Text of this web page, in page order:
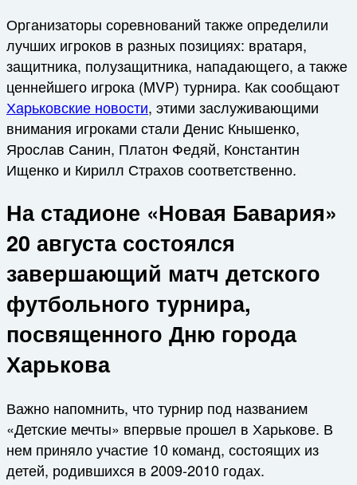
Организаторы соревнований также определили
лучших игроков в разных позициях: вратаря,
защитника, полузащитника, нападающего, а также
ценнейшего игрока (MVP) турнира. Как сообщают
Харьковские новости, этими заслуживающими
внимания игроками стали Денис Кнышенко,
Ярослав Санин, Платон Федяй, Константин
Ищенко и Кирилл Страхов соответственно.
На стадионе «Новая Бавария»
20 августа состоялся
завершающий матч детского
футбольного турнира,
посвященного Дню города
Харькова
Важно напомнить, что турнир под названием
«Детские мечты» впервые прошел в Харькове. В
нем приняло участие 10 команд, состоящих из
детей, родившихся в 2009-2010 годах.